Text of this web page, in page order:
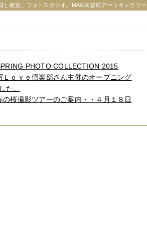
し教室、フォトスタジオ。MAG南森町アートギャラリー
PHOTO COLLECTION 2015
Ｌｏｖｅ倶楽部さん主催のオープニング
た。
の桜撮影ツアーのご案内・・４月１８日